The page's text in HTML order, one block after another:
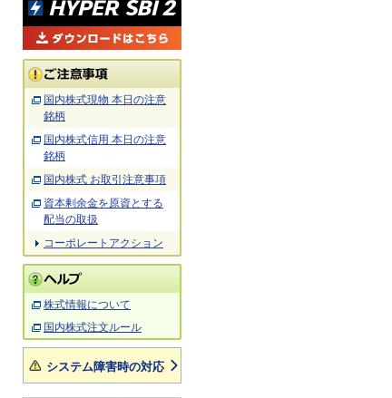
国内株式現物 本日の注意
銘柄
国内株式信用 本日の注意
銘柄
国内株式 お取引注意事項
資本剰余金を原資とする
配当の取扱
コーポレートアクション
株式情報について
国内株式注文ルール
システム障害時の対応